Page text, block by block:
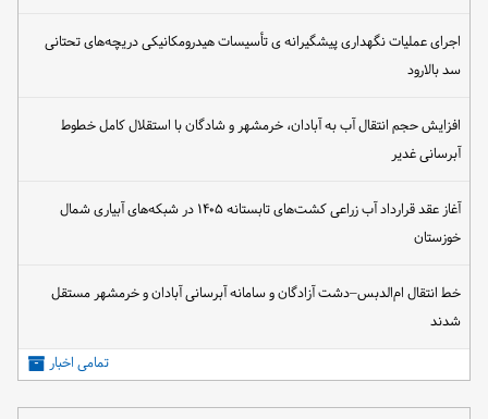
اجرای عملیات نگهداری پیشگیرانه ی تأسیسات هیدرومکانیکی دریچه‌های تحتانی
سد بالارود
افزایش حجم انتقال آب به آبادان، خرمشهر و شادگان با استقلال کامل خطوط
آبرسانی غدیر
آغاز عقد قرارداد آب زراعی کشت‌های تابستانه ۱۴۰۵ در شبکه‌های آبیاری شمال
خوزستان
خط انتقال ام‌الدبس–دشت آزادگان و سامانه آبرسانی آبادان و خرمشهر مستقل
شدند
تمامی اخبار